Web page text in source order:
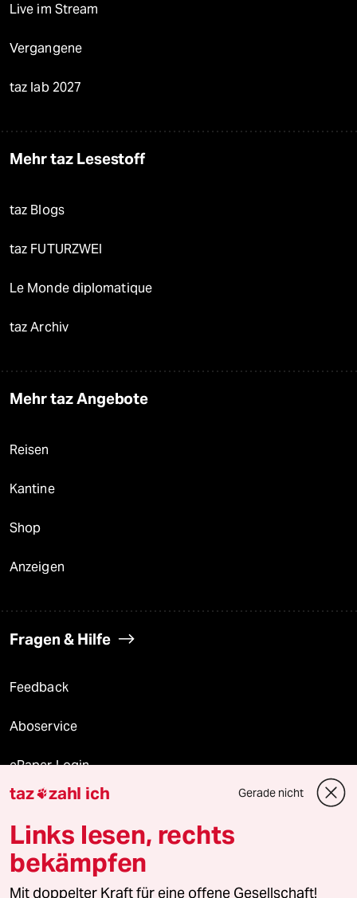
Live im Stream
Vergangene
taz lab 2027
Mehr taz Lesestoff
taz Blogs
taz FUTURZWEI
Le Monde diplomatique
taz Archiv
Mehr taz Angebote
Reisen
Kantine
Shop
Anzeigen
Fragen & Hilfe
Feedback
Aboservice
ePaper Login
Downloads für Abonnierende
© 2026 taz Verlags und Vertriebs GmbH
Alle Rechte vorbehalten. Bei rechtlichen Fragen oder für Genehmigungen
taz zahl ich Gerade nicht
Links lesen, rechts
bekämpfen
Mit doppelter Kraft für eine offene Gesellschaft!